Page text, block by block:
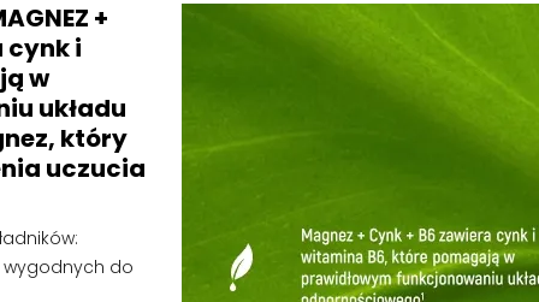
+
cynk i
w
układu
który
uczucia
wygodnych do